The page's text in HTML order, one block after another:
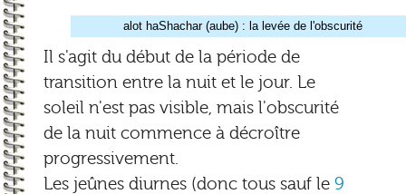
alot haShachar (aube) : la levée de l'obscurité
Il s'agit du début de la période de
transition entre la nuit et le jour. Le
soleil n'est pas visible, mais l'obscurité
de la nuit commence à décroître
progressivement.
Les jeûnes diurnes (donc tous sauf le9